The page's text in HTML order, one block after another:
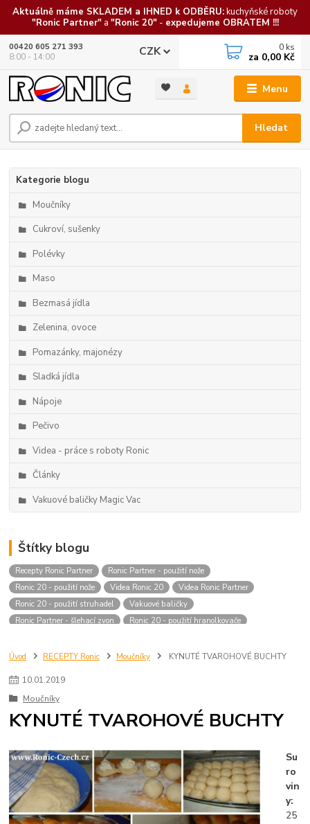
Aktuálně máme SKLADEM a IHNED k ODBĚRU:kuchyňské roboty
"Ronic Partner"a "Ronic 20"- expedujeme OBRATEM !!!
Menu
CZK
Hledat
00420 605 271 393
8:00 - 14:00
0 ks
za 0,00 Kč
Kategorie blogu
Moučníky
Cukroví, sušenky
Polévky
Maso
Bezmasá jídla
Zelenina, ovoce
Pomazánky, majonézy
Sladká jídla
Nápoje
Pečivo
Videa - práce s roboty Ronic
Články
Vakuové baličky Magic Vac
Štítky blogu
Recepty Ronic Partner
Ronic Partner - použití nože
Ronic 20 - použití nože
Videa Ronic 20
Videa Ronic Partner
Ronic 20 - použití struhadel
Vakuové baličky
Ronic Partner - šlehací zvon
Ronic 20 - použití hranolkovače
Úvod RECEPTY Ronic Moučníky KYNUTÉ TVAROHOVÉ BUCHTY
10.01.2019
Moučníky
KYNUTÉ TVAROHOVÉ BUCHTY
Su
ro
vin
y:
25